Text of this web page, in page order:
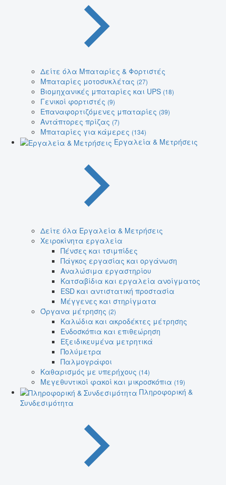
Δείτε όλα Μπαταρίες & Φορτιστές
Μπαταρίες μοτοσυκλέτας (27)
Βιομηχανικές μπαταρίες και UPS (18)
Γενικοί φορτιστές (9)
Επαναφορτιζόμενες μπαταρίες (39)
Αντάπτορες πρίζας (7)
Μπαταρίες για κάμερες (134)
Εργαλεία & Μετρήσεις
Δείτε όλα Εργαλεία & Μετρήσεις
Χειροκίνητα εργαλεία
Πένσες και τσιμπίδες
Πάγκος εργασίας και οργάνωση
Αναλώσιμα εργαστηρίου
Κατσαβίδια και εργαλεία ανοίγματος
ESD και αντιστατική προστασία
Μέγγενες και στηρίγματα
Όργανα μέτρησης (2)
Καλώδια και ακροδέκτες μέτρησης
Ενδοσκόπια και επιθεώρηση
Εξειδικευμένα μετρητικά
Πολύμετρα
Παλμογράφοι
Καθαρισμός με υπερήχους (14)
Μεγεθυντικοί φακοί και μικροσκόπια (19)
Πληροφορική &
Συνδεσιμότητα